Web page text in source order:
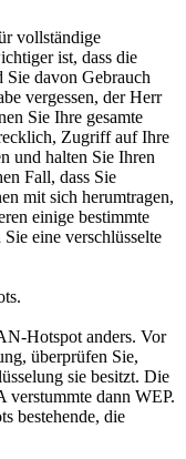
vollständige
ist, dass die
Sie davon Gebrauch
vergessen, der Herr
Sie Ihre gesamte
Zugriff auf Ihre
und halten Sie Ihren
Fall, dass Sie
mit sich herumtragen,
einige bestimmte
eine verschlüsselte
Hotspot anders. Vor
überprüfen Sie,
sie besitzt. Die
verstummte dann WEP.
bestehende, die